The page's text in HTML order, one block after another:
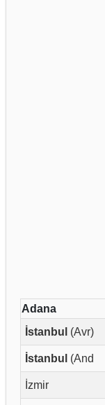
Adana
İstanbul (Avr)
İstanbul (And
İzmir